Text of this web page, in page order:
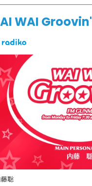
WAI Groovin'
聡